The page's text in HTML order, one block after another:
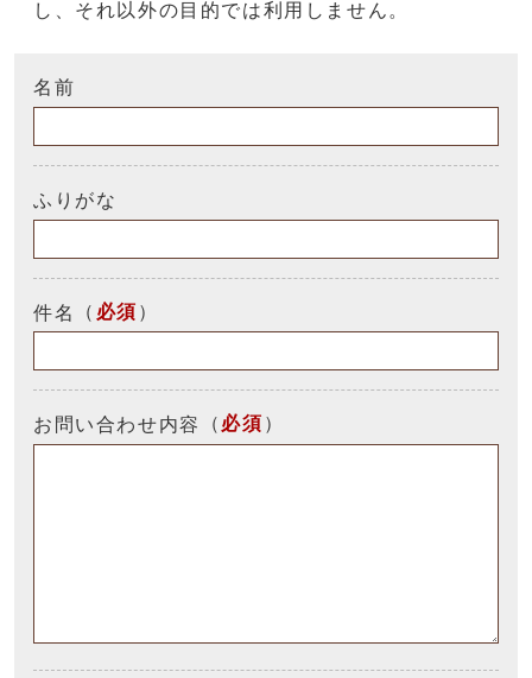
し、それ以外の目的では利用しません。
名前
ふりがな
件名 （ 必須 ）
お問い合わせ内容 （ 必須 ）